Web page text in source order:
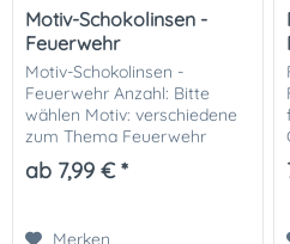
Motiv-Schokolinsen -
Feuerwehr
Motiv-Schokolinsen -
Feuerwehr Anzahl: Bitte
wählen Motiv: verschiedene
zum Thema Feuerwehr
Verpackung: Standbeutel
Gewicht: ca. 160g / 100 Stück
ab 7,99 € *
Merken